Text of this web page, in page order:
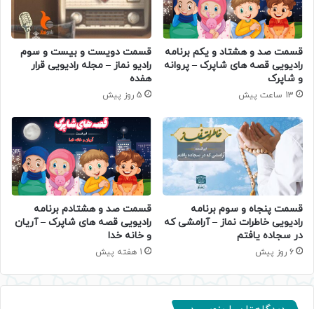
قسمت صد و هشتاد و یکم برنامه
رادیویی قصه های شاپرک – پروانه
و شاپرک
13 ساعت پیش
قسمت دویست و بیست و سوم
رادیو نماز – مجله رادیویی قرار
هفده
5 روز پیش
قسمت پنجاه و سوم برنامه
رادیویی خاطرات نماز – آرامشی که
در سجاده یافتم
6 روز پیش
قسمت صد و هشتادم برنامه
رادیویی قصه های شاپرک – آریان
و خانه خدا
1 هفته پیش